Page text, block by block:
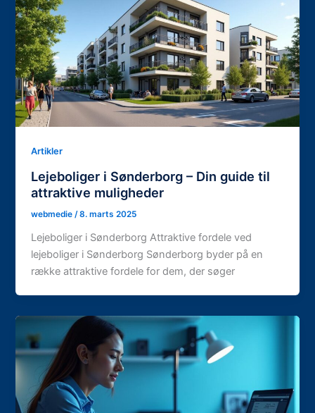
Artikler
Lejeboliger i Sønderborg – Din guide til
attraktive muligheder
webmedie/8. marts 2025
Lejeboliger i Sønderborg Attraktive fordele ved
lejeboliger i Sønderborg Sønderborg byder på en
række attraktive fordele for dem, der søger